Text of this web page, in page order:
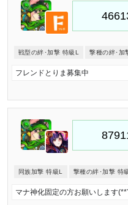
戦型の絆･加撃 特級L 撃種の絆･加
フレンドとりま募集中
同族加撃 特級L 撃種の絆･加撃 特
マナ神化固定の方お願いします